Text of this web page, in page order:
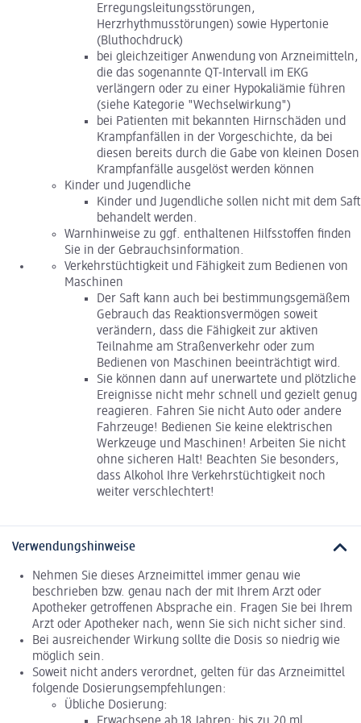
Erregungsleitungsstörungen,
Herzrhythmusstörungen) sowie Hypertonie
(Bluthochdruck)
bei gleichzeitiger Anwendung von Arzneimitteln,
die das sogenannte QT-Intervall im EKG
verlängern oder zu einer Hypokaliämie führen
(siehe Kategorie "Wechselwirkung")
bei Patienten mit bekannten Hirnschäden und
Krampfanfällen in der Vorgeschichte, da bei
diesen bereits durch die Gabe von kleinen Dosen
Krampfanfälle ausgelöst werden können
Kinder und Jugendliche
Kinder und Jugendliche sollen nicht mit dem Saft
behandelt werden.
Warnhinweise zu ggf. enthaltenen Hilfsstoffen finden
Sie in der Gebrauchsinformation.
Verkehrstüchtigkeit und Fähigkeit zum Bedienen von
Maschinen
Der Saft kann auch bei bestimmungsgemäßem
Gebrauch das Reaktionsvermögen soweit
verändern, dass die Fähigkeit zur aktiven
Teilnahme am Straßenverkehr oder zum
Bedienen von Maschinen beeinträchtigt wird.
Sie können dann auf unerwartete und plötzliche
Ereignisse nicht mehr schnell und gezielt genug
reagieren. Fahren Sie nicht Auto oder andere
Fahrzeuge! Bedienen Sie keine elektrischen
Werkzeuge und Maschinen! Arbeiten Sie nicht
ohne sicheren Halt! Beachten Sie besonders,
dass Alkohol Ihre Verkehrstüchtigkeit noch
weiter verschlechtert!
Verwendungshinweise
Nehmen Sie dieses Arzneimittel immer genau wie
beschrieben bzw. genau nach der mit Ihrem Arzt oder
Apotheker getroffenen Absprache ein. Fragen Sie bei Ihrem
Arzt oder Apotheker nach, wenn Sie sich nicht sicher sind.
Bei ausreichender Wirkung sollte die Dosis so niedrig wie
möglich sein.
Soweit nicht anders verordnet, gelten für das Arzneimittel
folgende Dosierungsempfehlungen:
Übliche Dosierung: